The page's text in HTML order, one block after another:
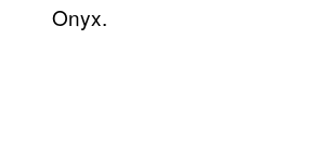
Onyx.